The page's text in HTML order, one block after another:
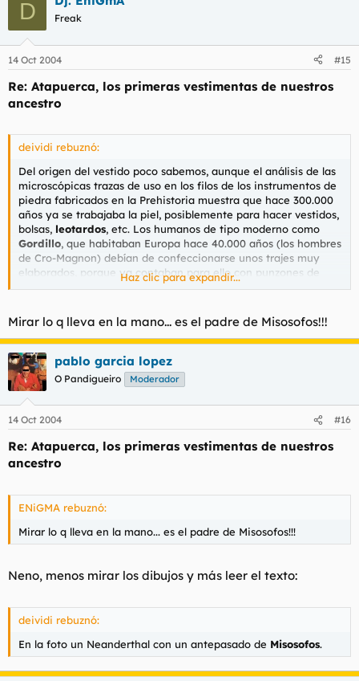
D Freak
14 Oct 2004 #15
Re: Atapuerca, los primeras vestimentas de nuestros
ancestro
deividi rebuznó:
Del origen del vestido poco sabemos, aunque el análisis de las
microscópicas trazas de uso en los filos de los instrumentos de
piedra fabricados en la Prehistoria muestra que hace 300.000
años ya se trabajaba la piel, posiblemente para hacer vestidos,
bolsas, leotardos, etc. Los humanos de tipo moderno como
Gordillo, que habitaban Europa hace 40.000 años (los hombres
de Cro-Magnon) debían de confeccionarse unos trajes muy
elaborados, porque ya contaban para ello con punzones de
hueso y algo mas tarde con agujas (con un ojo para enebrar).
continente, los cromañones estaban bien preparados para
aislarse del ambiente, hastaKaixer y sus clones sobrevivirian
sin problemas.
En la foto un Neanderthal con un antepasado de
Haz clic para expandir...
Mirar lo q lleva en la mano... es el padre de Misosofos!!!
pablo garcia lopez
O Pandigueiro Moderador
14 Oct 2004 #16
Re: Atapuerca, los primeras vestimentas de nuestros
ancestro
ENiGMA rebuznó:
Mirar lo q lleva en la mano... es el padre de Misosofos!!!
Neno, menos mirar los dibujos y más leer el texto:
deividi rebuznó:
En la foto un Neanderthal con un antepasado de Misosofos.